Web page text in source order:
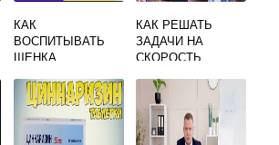
КАК
ВОСПИТЫВАТЬ
ЩЕНКА
МЕСЯЦА
КАК РЕШАТЬ
ЗАДАЧИ НА
СКОРОСТЬ
РЕАКЦИИ